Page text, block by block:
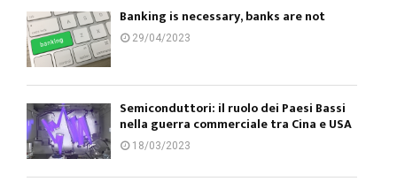
Banking is necessary, banks are not
29/04/2023
Semiconduttori: il ruolo dei Paesi Bassi
nella guerra commerciale tra Cina e USA
18/03/2023